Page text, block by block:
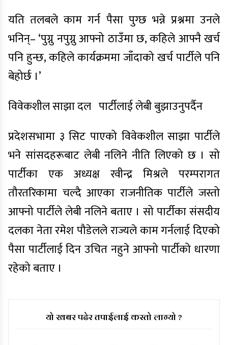
यति तलबले काम गर्न पैसा पुग्छ भन्ने प्रश्नमा उनले
भनिन्– ‘पुग्नु नपुग्नु आफ्नो ठाउँमा छ, कहिले आफ्नै खर्च
पनि हुन्छ, कहिले कार्यक्रममा जाँदाको खर्च पार्टीले पनि
बेहोर्छ ।’
विवेकशील साझा दल पार्टीलाई लेबी बुझाउनुपर्दैन
प्रदेशसभामा ३ सिट पाएको विवेकशील साझा पार्टीले
भने सांसदहरूबाट लेबी नलिने नीति लिएको छ । सो
पार्टीका एक अध्यक्ष रवीन्द्र मिश्रले परम्परागत
तौरतरिकामा चल्दै आएका राजनीतिक पार्टीले जस्तो
आफ्नो पार्टीले लेबी नलिने बताए । सो पार्टीका संसदीय
दलका नेता रमेश पौडेलले राज्यले काम गर्नलाई दिएको
पैसा पार्टीलाई दिन उचित नहुने आफ्नो पार्टीको धारणा
रहेको बताए ।
यो खबर पढेर तपाईलाई कस्तो लाग्यो ?